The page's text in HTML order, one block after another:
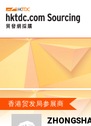
香港贸发局参展商